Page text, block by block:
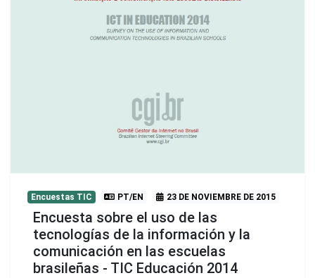
Encuestas TIC PT/EN 23 DE NOVIEMBRE DE 2015
Encuesta sobre el uso de las
tecnologías de la información y la
comunicación en las escuelas
brasileñas - TIC Educación 2014